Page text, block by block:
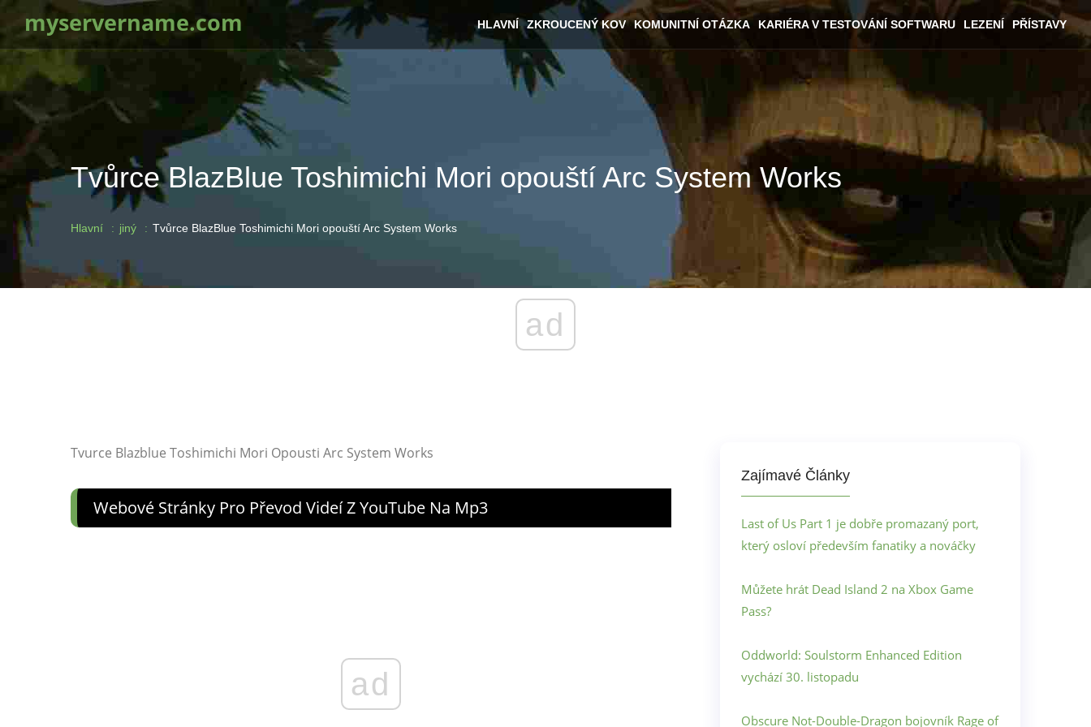
myservername.com HLAVNÍ ZKROUCENÝ KOV KOMUNITNÍ OTÁZKA KARIÉRA V TESTOVÁNÍ SOFTWARU LEZENÍ PŘÍSTAVY
Tvůrce BlazBlue Toshimichi Mori opouští Arc System Works
Hlavní jiný Tvůrce BlazBlue Toshimichi Mori opouští Arc System Works
ad
Tvurce Blazblue Toshimichi Mori Opousti Arc System Works
Webové Stránky Pro Převod Videí Z YouTube Na Mp3
ad
Zajímavé Články
Last of Us Part 1 je dobře promazaný port,
který osloví především fanatiky a nováčky
Můžete hrát Dead Island 2 na Xbox Game
Pass?
Oddworld: Soulstorm Enhanced Edition
vychází 30. listopadu
Obscure Not-Double-Dragon bojovník Rage of